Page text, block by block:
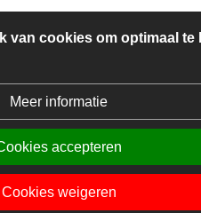
van cookies om optimaal te
Meer informatie
accepteren
Cookies weigeren